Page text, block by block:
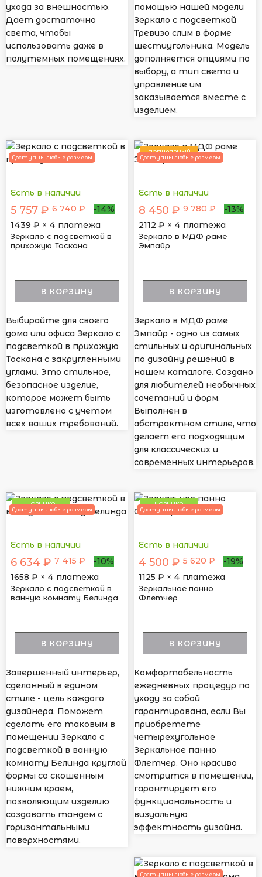
ухода за внешностью.
Дает достаточно
света, чтобы
использовать даже в
полутемных помещениях.
помощью нашей модели
Зеркало с подсветкой
Тревизо слим в форме
шестиугольника. Модель
дополняется опциями по
выбору, а тип света и
управление им
заказывается вместе с
изделием.
Доступны любые размеры
Есть в наличии
5 757 ₽ 6 740 ₽
-14%
1439 ₽ × 4 платежа
Зеркало с подсветкой в
прихожую Тоскана
В КОРЗИНУ
Выбирайте для своего
дома или офиса Зеркало с
подсветкой в прихожую
Тоскана с закругленными
углами. Это стильное,
безопасное изделие,
которое может быть
изготовлено с учетом
всех ваших требований.
ПОПУЛЯРНЫЙ
Доступны любые размеры
Есть в наличии
8 450 ₽ 9 780 ₽
-13%
2112 ₽ × 4 платежа
Зеркало в МДФ раме
Эмпайр
В КОРЗИНУ
Зеркало в МДФ раме
Эмпайр - одно из самых
стильных и оригинальных
по дизайну решений в
нашем каталоге. Создано
для любителей необычных
сочетаний и форм.
Выполнен в
абстрактном стиле, что
делает его подходящим
для классических и
современных интерьеров.
НОВИНКА
Доступны любые размеры
Есть в наличии
6 634 ₽ 7 415 ₽
-10%
1658 ₽ × 4 платежа
Зеркало с подсветкой в
ванную комнату Белинда
В КОРЗИНУ
Завершенный интерьер,
сделанный в едином
стиле - цель каждого
дизайнера. Поможет
сделать его таковым в
помещении Зеркало с
подсветкой в ванную
комнату Белинда круглой
формы со скошенным
нижним краем,
позволяющим изделию
создавать тандем с
горизонтальными
поверхностями.
НОВИНКА
Доступны любые размеры
Есть в наличии
4 500 ₽ 5 620 ₽
-19%
1125 ₽ × 4 платежа
Зеркальное панно
Флетчер
В КОРЗИНУ
Комфортабельность
ежедневных процедур по
уходу за собой
гарантирована, если Вы
приобретете
четырехугольное
Зеркальное панно
Флетчер. Оно красиво
смотрится в помещении,
гарантирует его
функциональность и
визуальную
эффектность дизайна.
Доступны любые размеры